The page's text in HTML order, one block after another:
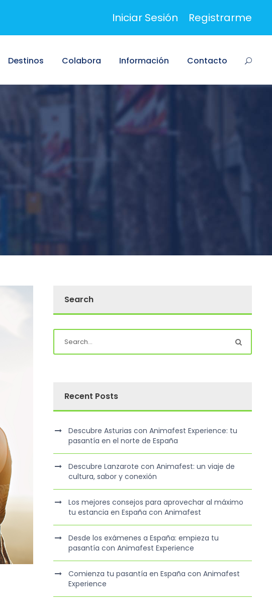
Iniciar Sesión Registrarme
Destinos Colabora Información Contacto
Search
Recent Posts
Descubre Asturias con Animafest Experience: tu
pasantía en el norte de España
Descubre Lanzarote con Animafest: un viaje de
cultura, sabor y conexión
Los mejores consejos para aprovechar al máximo
tu estancia en España con Animafest
Desde los exámenes a España: empieza tu
pasantía con Animafest Experience
Comienza tu pasantía en España con Animafest
Experience